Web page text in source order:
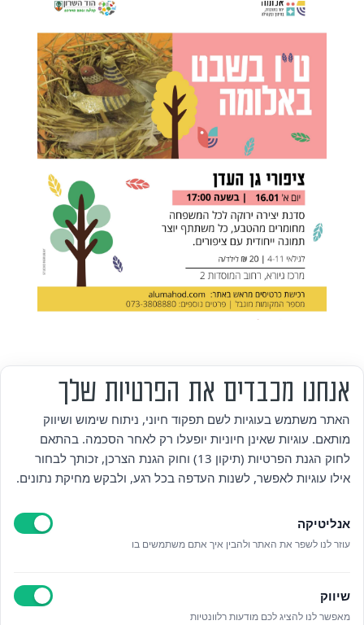
אזור אישי
מדיניות פרטיות
הצהרת נגישות
ניהול עוגיות
אנחנו מכבדים את הפרטיות שלך
האתר משתמש בעוגיות לשם תפקוד חיוני, ניתוח שימוש ושיווק
מותאם. עוגיות שאינן חיוניות יופעלו רק לאחר הסכמה. בהתאם
לחוק הגנת הפרטיות (תיקון 13) וחוק הגנת הצרכן, זכותך לבחור
אילו עוגיות לאפשר, לשנות העדפה בכל רגע, ולבקש מחיקת נתונים.
אנליטיקה
עוזר לנו לשפר את האתר ולהבין איך אתם משתמשים בו
שיווק
מאפשר לנו להציג לכם מודעות רלוונטיות